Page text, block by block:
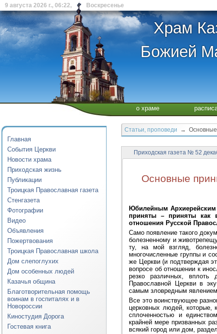
9 августа 2026 г., 06:22, Воскресенье
Храм
Божией
о храме
Главная
События Церкви
Новости храма
Приходская жизнь
Публикации
Троицкая Православная газета
Стенгазета
Фотографии
Видео
Объявления
Пожертвования
Троицкая Православная школа
Дом слепоглухих
Дом особенных людей
Казачья община
Благотворительная помощь
воинам в госпиталях и в
Новороссии
Киностудия Дорога
Гостевая книга
Статьи, проповеди → Основные
Приходская газета № 52
Основные
Юбилейным Архиерейским
приняты – приняты как
отношения Русской
Само появление такого
болезненному и
ту, на мой взгляд,
многочисленные группы и
же Церкви (и подтверждая
вопросе об отношении к
резко различных, вплоть
Православной Церкви в
самым зловредным
Все это воинствующее
церковных людей, которые,
сплоченностью и
крайней мере призванных
всякий город или дом,